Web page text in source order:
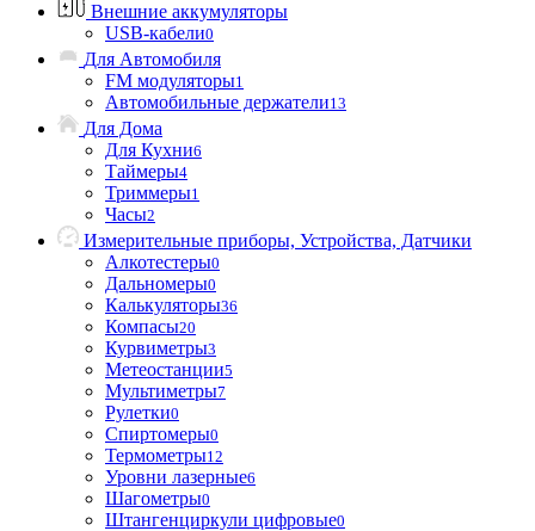
Внешние аккумуляторы
USB-кабели0
Для Автомобиля
FM модуляторы1
Автомобильные держатели13
Для Дома
Для Кухни6
Таймеры4
Триммеры1
Часы2
Измерительные приборы, Устройства, Датчики
Алкотестеры0
Дальномеры0
Калькуляторы36
Компасы20
Курвиметры3
Метеостанции5
Мультиметры7
Рулетки0
Спиртомеры0
Термометры12
Уровни лазерные6
Шагометры0
Штангенциркули цифровые0